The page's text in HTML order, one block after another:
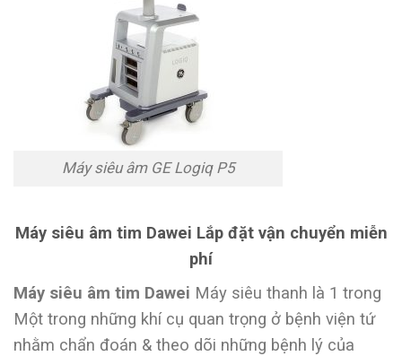
Máy siêu âm GE Logiq P5
Máy siêu âm tim Dawei Lắp đặt vận chuyển miễn
phí
Máy siêu âm tim Dawei Máy siêu thanh là 1 trong
Một trong những khí cụ quan trọng ở bệnh viện tứ
nhằm chẩn đoán & theo dõi những bệnh lý của